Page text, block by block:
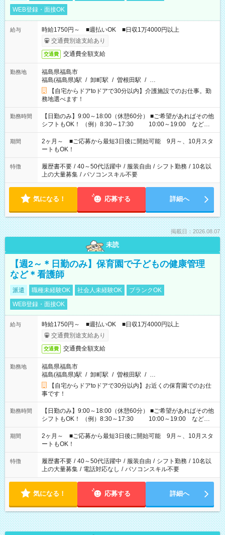
WEB登録・面接OK
給与
時給1750円～ ■週払いOK ■日収1万4000円以上
交通費別途支給あり
交通費 交通費全額支給
勤務地
福島県福島市
福島(福島県)駅 / 卸町駅 / 曽根田駅 / …
【自宅からドアtoドアで30分以内】介護施設でのお仕事。勤
務地選べます！
勤務時間
【日勤のみ】9:00～18:00（休憩60分） ■ご希望があればその他
シフトもOK！ （例）8:30～17:30 10:00～19:00 など
「家族とお休みを合わせたい」 「余裕を持って夕飯の準備がし
たい」 「できれば残業はしたくない」 など、ご希望があれば教
えてくださいね。 ※Wワーク希望の方へ 今ご覧のお仕事で希望
する勤務時間と、もう1つのお仕事の勤務時間。 合計で週40時
間を超える場合は応募できません
期間
2ヶ月～ ■ご応募から最短3日後に開始可能 9月～、10月スタ
ートもOK！
特徴 履歴書不要 / 40～50代活躍中 / 服装自由 / シフト勤務 / 10名以
上の大量募集 / パソコンスキル不要
気になる！ 応募する 詳細へ
掲載日：2026.08.07
未読
【週2～＊日勤のみ】保育園で子どもの健康管理
など＊看護師
派遣 職種未経験OK 社会人未経験OK
ブランクOK
WEB登録・面接OK
給与
時給1750円～ ■週払いOK ■日収1万4000円以上
交通費別途支給あり
交通費 交通費全額支給
勤務地
福島県福島市
福島(福島県)駅 / 卸町駅 / 曽根田駅 / …
【自宅からドアtoドアで30分以内】お近くの保育園でのお仕
事です！
勤務時間
【日勤のみ】9:00～18:00（休憩60分） ■ご希望があればその他
シフトもOK！ （例）8:30～17:30 10:00～19:00 など
「家族とお休みを合わせたい」 「余裕を持って夕飯の準備がし
たい」 「できれば残業はしたくない」 など、ご希望があれば教
えてくださいね。 ※Wワーク希望の方へ 今ご覧のお仕事で希望
する勤務時間と、もう1つのお仕事の勤務時間。 合計で週40時
間を超える場合は応募できません
期間
2ヶ月～ ■ご応募から最短3日後に開始可能 9月～、10月スタ
ートもOK！
特徴 履歴書不要 / 40～50代活躍中 / 服装自由 / シフト勤務 / 10名以
上の大量募集 / 電話対応なし / パソコンスキル不要
気になる！ 応募する 詳細へ